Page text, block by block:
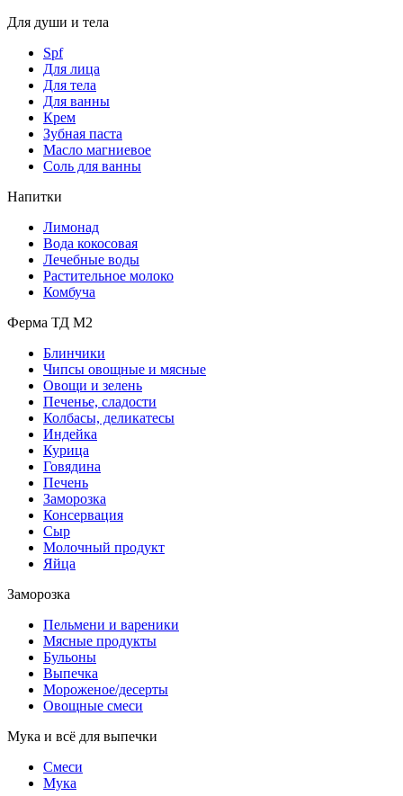
Для души и тела
Spf
Для лица
Для тела
Для ванны
Крем
Зубная паста
Масло магниевое
Соль для ванны
Напитки
Лимонад
Вода кокосовая
Лечебные воды
Растительное молоко
Комбуча
Ферма ТД М2
Блинчики
Чипсы овощные и мясные
Овощи и зелень
Печенье, сладости
Колбасы, деликатесы
Индейка
Курица
Говядина
Печень
Заморозка
Консервация
Сыр
Молочный продукт
Яйца
Заморозка
Пельмени и вареники
Мясные продукты
Бульоны
Выпечка
Мороженое/десерты
Овощные смеси
Мука и всё для выпечки
Смеси
Мука